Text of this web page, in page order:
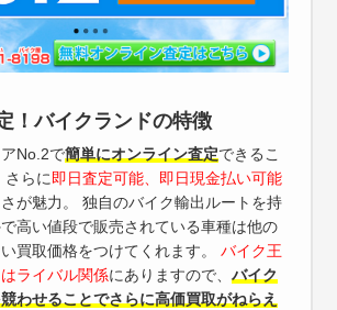
！バイクランドの特徴
No.2で簡単にオンライン査定できるこ
さらに 即日査定可能、即日現金払い可能
が魅力。 独自のバイク輸出ルートを持
高い値段で販売されている車種は他の
買取価格をつけてくれます。 バイク王
ライバル関係にありますので、 バイク
わせることでさらに高価買取がねらえ